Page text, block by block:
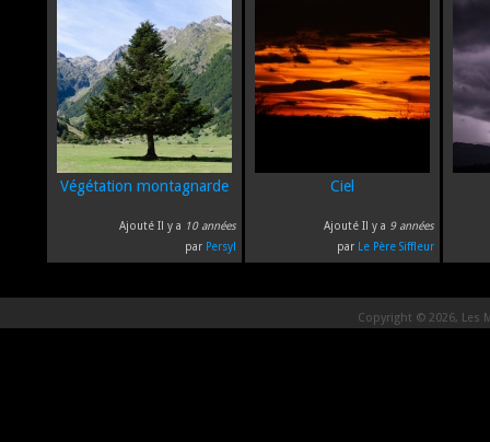
Végétation montagnarde
Ajouté Il y a 10 années
par Persyl
Ciel
Ajouté Il y a 9 années
par Le Père Siffleur
Copyright © 2026, Les